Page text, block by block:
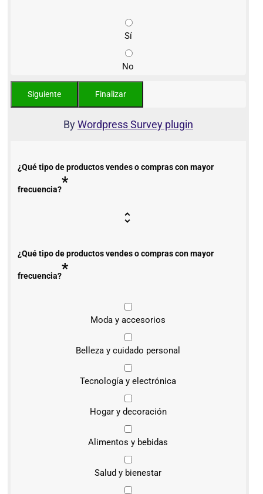
Sí
No
ByWordpress Survey plugin
¿Qué tipo de productos vendes o compras con mayor
frecuencia?*
¿Qué tipo de productos vendes o compras con mayor
frecuencia?*
Moda y accesorios
Belleza y cuidado personal
Tecnología y electrónica
Hogar y decoración
Alimentos y bebidas
Salud y bienestar